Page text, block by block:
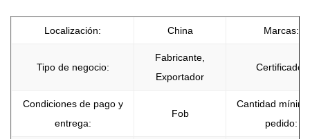
Localización: China Marcas:
Tipo de negocio:
Fabricante,
Exportador
Certificado:
Condiciones de pago y
entrega:
Fob
Cantidad
pedido: